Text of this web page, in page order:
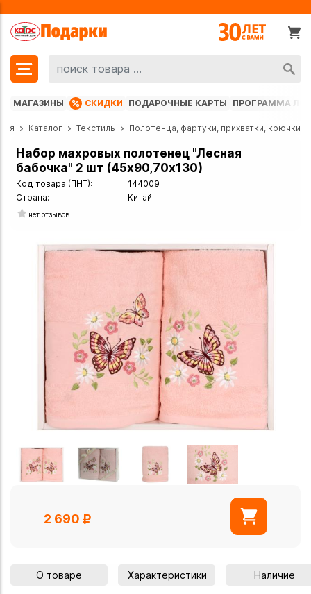
МАГАЗИНЫ СКИДКИ ПОДАРОЧНЫЕ КАРТЫ ПРОГРАММА
Каталог Текстиль Полотенца, фартуки, прихватки, крючки
Набор махровых полотенец "Лесная
бабочка" 2 шт (45х90,70х130)
Код товара (ПНТ):
144009
Страна:
Китай
нет отзывов
2 690
О товаре Характеристики Наличие